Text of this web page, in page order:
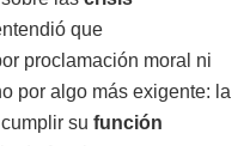
que
proclamación moral ni
por algo más exigente: la
su función